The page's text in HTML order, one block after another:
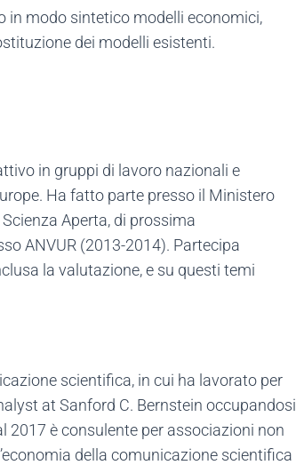
in modo sintetico modelli economici,
dei modelli esistenti.
in gruppi di lavoro nazionali e
Ha fatto parte presso il Ministero
Aperta, di prossima
ANVUR (2013-2014). Partecipa
la valutazione, e su questi temi
scientifica, in cui ha lavorato per
at Sanford C. Bernstein occupandosi
2017 è consulente per associazioni non
della comunicazione scientifica